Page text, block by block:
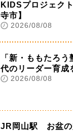
KIDSプロジェク
寺市】
2026/08/08
「新・ももたろ
代のリーダー育成
2026/08/08
JR岡山駅 お盆